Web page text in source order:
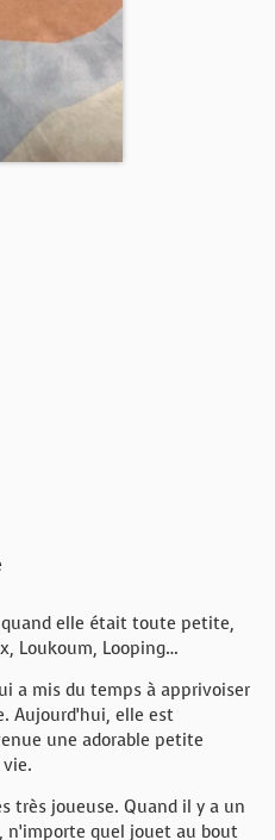
quand elle était toute petite,
Loukoum, Looping…
a mis du temps à apprivoiser
Aujourd’hui, elle est
une adorable petite
très joueuse. Quand il y a un
n’importe quel jouet au bout